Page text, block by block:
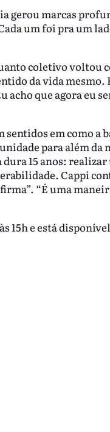
gerou marcas
um foi pra um
coletivo voltou
da vida
que agora eu
em como a
para além da
15 anos:
Cappi
“É uma
15h e está